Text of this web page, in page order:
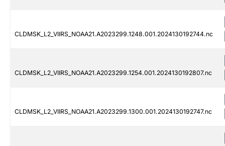
CLDMSK_L2_VIIRS_NOAA21.A2023299.1248.001.2024130192744.nc
CLDMSK_L2_VIIRS_NOAA21.A2023299.1254.001.2024130192807.nc
CLDMSK_L2_VIIRS_NOAA21.A2023299.1300.001.2024130192747.nc